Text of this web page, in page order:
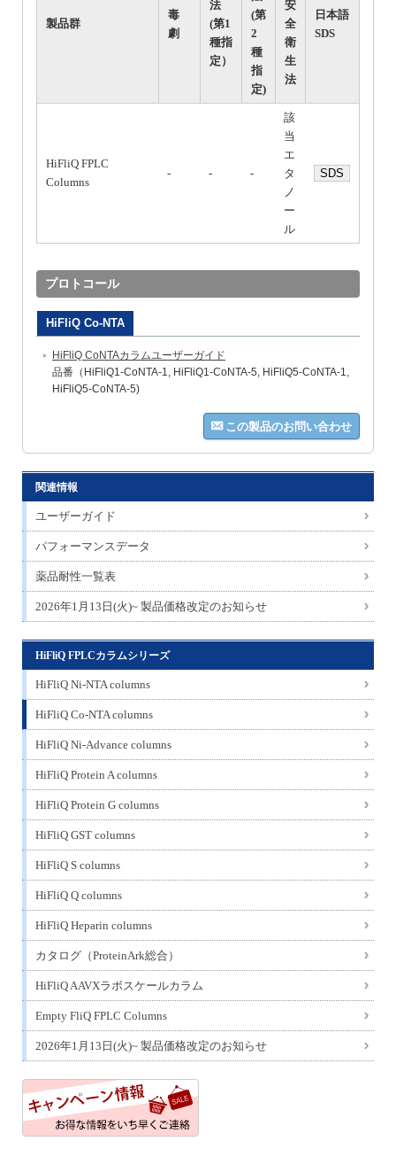
製品群
毒
劇
法
(第1
種指
定）
(第
2
種
指
定)
安
全
衛
生
法
日本語
SDS
HiFliQ FPLC
Columns
- - -
該
当
エ
タ
ノ
ー
ル
SDS
プロトコール
HiFliQ Co-NTA
HiFliQ CoNTAカラムユーザーガイド
品番（HiFliQ1-CoNTA-1, HiFliQ1-CoNTA-5, HiFliQ5-CoNTA-1,
HiFliQ5-CoNTA-5)
この製品のお問い合わせ
関連情報
ユーザーガイド
パフォーマンスデータ
薬品耐性一覧表
2026年1月13日(火)~ 製品価格改定のお知らせ
HiFliQ FPLCカラムシリーズ
HiFliQ Ni-NTA columns
HiFliQ Co-NTA columns
HiFliQ Ni-Advance columns
HiFliQ Protein A columns
HiFliQ Protein G columns
HiFliQ GST columns
HiFliQ S columns
HiFliQ Q columns
HiFliQ Heparin columns
カタログ（ProteinArk総合）
HiFliQ AAVXラボスケールカラム
Empty FliQ FPLC Columns
2026年1月13日(火)~ 製品価格改定のお知らせ